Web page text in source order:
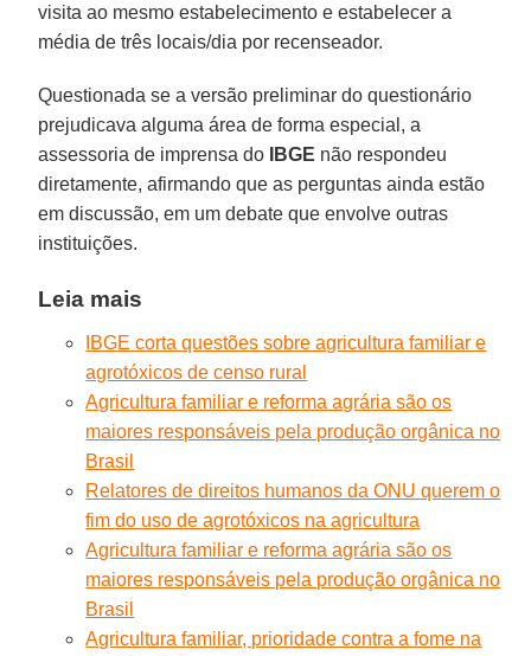
visita ao mesmo estabelecimento e estabelecer a
média de três locais/dia por recenseador.
Questionada se a versão preliminar do questionário
prejudicava alguma área de forma especial, a
assessoria de imprensa do
IBGE não respondeu
diretamente, afirmando que as perguntas ainda estão
em discussão, em um debate que envolve outras
instituições.
Leia mais
IBGE corta questões sobre agricultura familiar e
agrotóxicos de censo rural
Agricultura familiar e reforma agrária são os
maiores responsáveis pela produção orgânica no
Brasil
Relatores de direitos humanos da ONU querem o
fim do uso de agrotóxicos na agricultura
Agricultura familiar e reforma agrária são os
maiores responsáveis pela produção orgânica no
Brasil
Agricultura familiar, prioridade contra a fome na